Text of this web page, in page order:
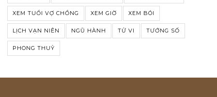
XEM TUỔI VỢ CHỒNG XEM GIỜ XEM BÓI
LỊCH VẠN NIÊN NGŨ HÀNH TỬ VI TƯỚNG SỐ
PHONG THUỶ